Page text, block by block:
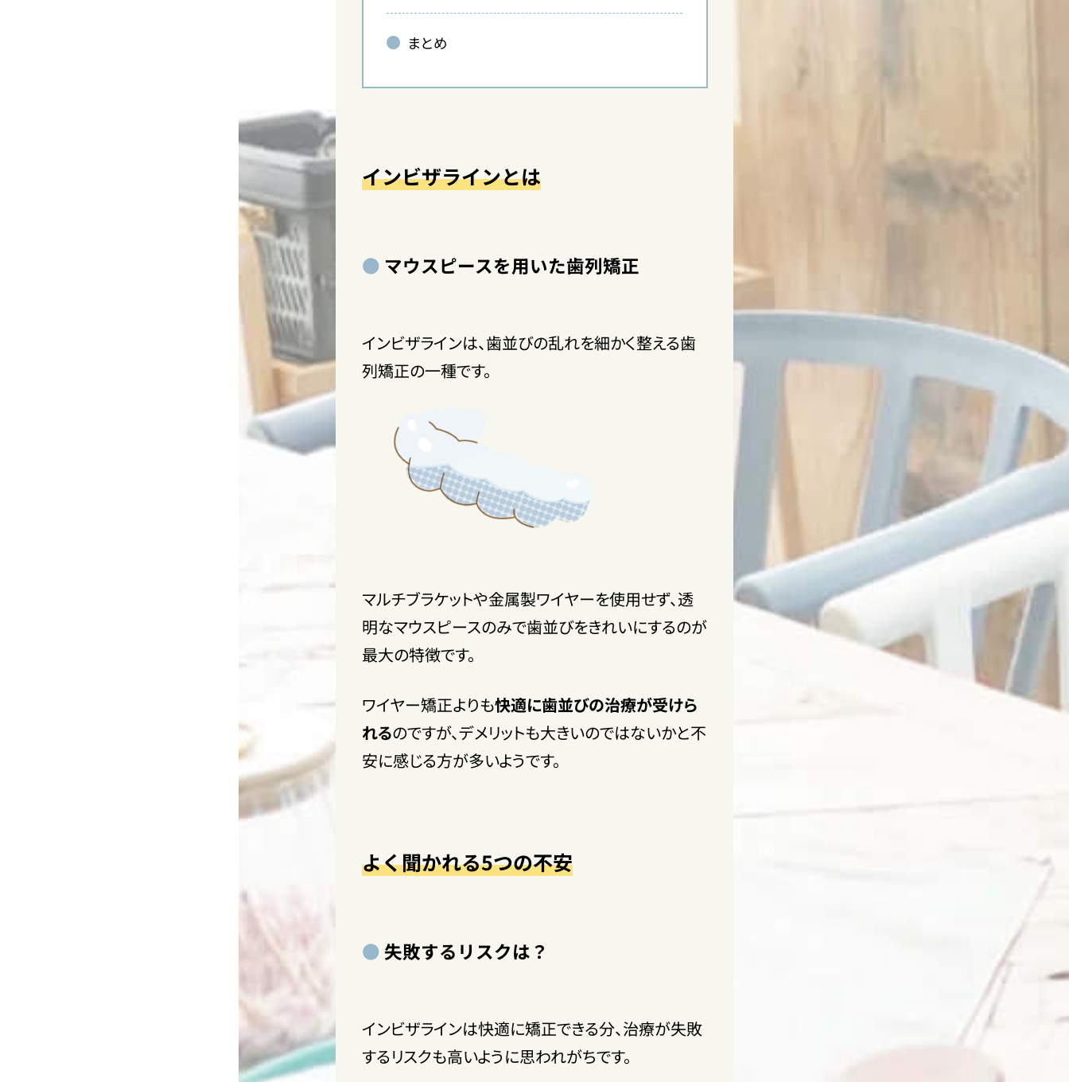
まとめ
インビザラインとは
マウスピースを用いた歯列矯正
インビザラインは、歯並びの乱れを細かく整える歯
列矯正の一種です。
マルチブラケットや金属製ワイヤーを使用せず、透
明なマウスピースのみで歯並びをきれいにするのが
最大の特徴です。
ワイヤー矯正よりも快適に歯並びの治療が受けら
れるのですが、デメリットも大きいのではないかと不
安に感じる方が多いようです。
よく聞かれる5つの不安
失敗するリスクは？
インビザラインは快適に矯正できる分、治療が失敗
するリスクも高いように思われがちです。